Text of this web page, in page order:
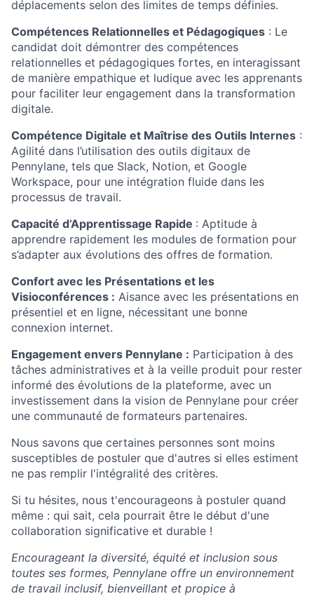
déplacements selon des limites de temps définies.
Compétences Relationnelles et Pédagogiques : Le
candidat doit démontrer des compétences
relationnelles et pédagogiques fortes, en interagissant
de manière empathique et ludique avec les apprenants
pour faciliter leur engagement dans la transformation
digitale.
Compétence Digitale et Maîtrise des Outils Internes :
Agilité dans l’utilisation des outils digitaux de
Pennylane, tels que Slack, Notion, et Google
Workspace, pour une intégration fluide dans les
processus de travail.
Capacité d’Apprentissage Rapide : Aptitude à
apprendre rapidement les modules de formation pour
s’adapter aux évolutions des offres de formation.
Confort avec les Présentations et les
Visioconférences : Aisance avec les présentations en
présentiel et en ligne, nécessitant une bonne
connexion internet.
Engagement envers Pennylane : Participation à des
tâches administratives et à la veille produit pour rester
informé des évolutions de la plateforme, avec un
investissement dans la vision de Pennylane pour créer
une communauté de formateurs partenaires.
Nous savons que certaines personnes sont moins
susceptibles de postuler que d'autres si elles estiment
ne pas remplir l'intégralité des critères.
Si tu hésites, nous t'encourageons à postuler quand
même : qui sait, cela pourrait être le début d'une
collaboration significative et durable !
Encourageant la diversité, équité et inclusion sous
toutes ses formes, Pennylane offre un environnement
de travail inclusif, bienveillant et propice à